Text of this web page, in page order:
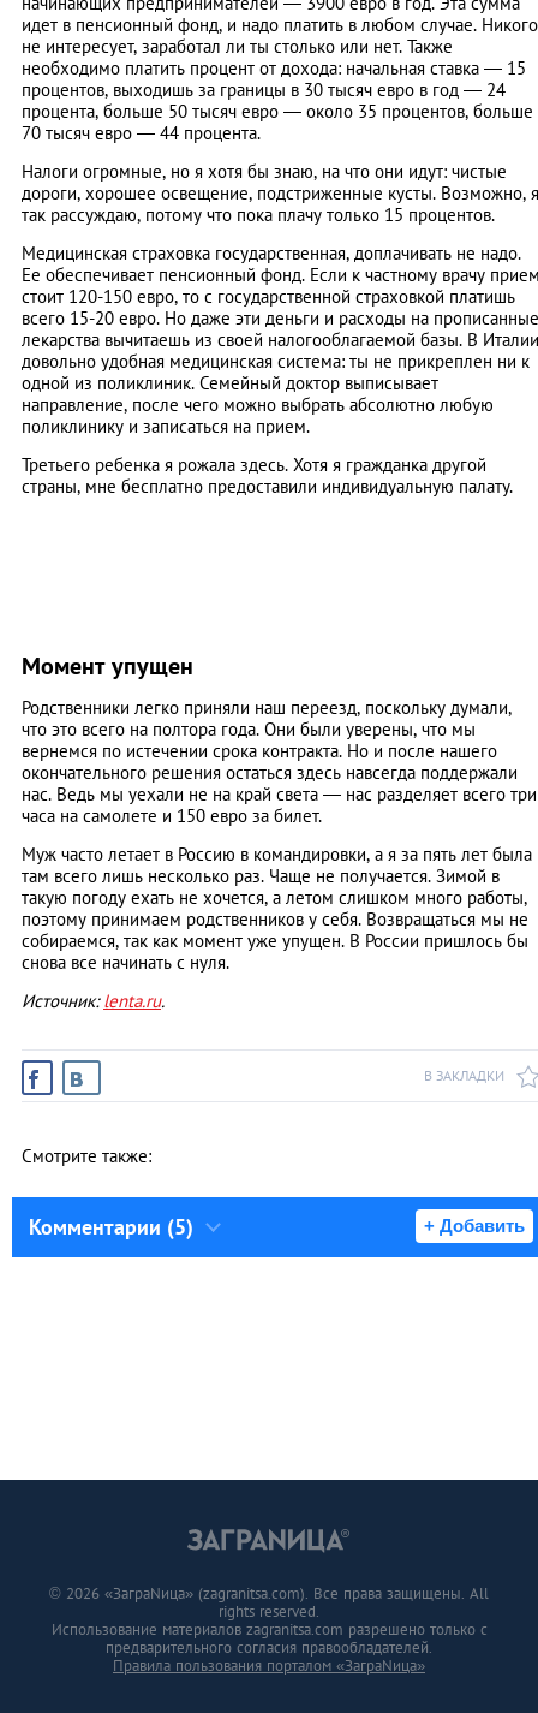
идет в пенсионный фонд, и надо платить в любом случае. Никого
не интересует, заработал ли ты столько или нет. Также
необходимо платить процент от дохода: начальная ставка — 15
процентов, выходишь за границы в 30 тысяч евро в год — 24
процента, больше 50 тысяч евро — около 35 процентов, больше
70 тысяч евро — 44 процента.
Налоги огромные, но я хотя бы знаю, на что они идут: чистые
дороги, хорошее освещение, подстриженные кусты. Возможно, я
так рассуждаю, потому что пока плачу только 15 процентов.
Медицинская страховка государственная, доплачивать не надо.
Ее обеспечивает пенсионный фонд. Если к частному врачу
стоит 120-150 евро, то с государственной страховкой платишь
всего 15-20 евро. Но даже эти деньги и расходы на прописанные
лекарства вычитаешь из своей налогооблагаемой базы. В Италии
довольно удобная медицинская система: ты не прикреплен ни к
одной из поликлиник. Семейный доктор выписывает
направление, после чего можно выбрать абсолютно любую
поликлинику и записаться на прием.
Третьего ребенка я рожала здесь. Хотя я гражданка другой
страны, мне бесплатно предоставили индивидуальную палату.
Момент упущен
Родственники легко приняли наш переезд, поскольку думали,
что это всего на полтора года. Они были уверены, что мы
вернемся по истечении срока контракта. Но и после нашего
окончательного решения остаться здесь навсегда поддержали
нас. Ведь мы уехали не на край света — нас разделяет всего три
часа на самолете и 150 евро за билет.
Муж часто летает в Россию в командировки, а я за пять лет была
там всего лишь несколько раз. Чаще не получается. Зимой в
такую погоду ехать не хочется, а летом слишком много работы,
поэтому принимаем родственников у себя. Возвращаться мы не
собираемся, так как момент уже упущен. В России пришлось бы
снова все начинать с нуля.
Источник:lenta.ru.
В ЗАКЛАДКИ
Смотрите также:
Комментарии (5) + Добавить
© 2026 «ЗаграNица» (zagranitsa.com). Все права защищены. All
rights reserved.
Использование материалов zagranitsa.com разрешено только с
предварительного согласия правообладателей.
Правила пользования порталом «ЗаграNица»